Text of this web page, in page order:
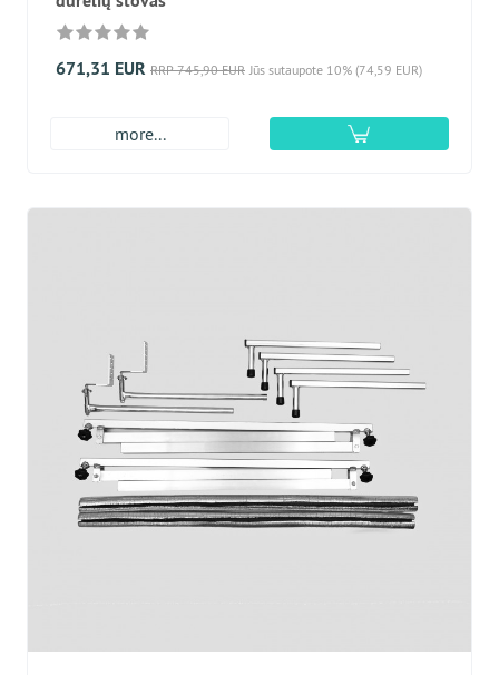
671,31 EUR RRP 745,90 EUR Jūs sutaupote 10% (74,59 EUR)
more...